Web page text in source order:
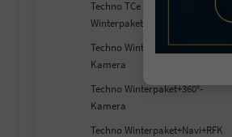
Techno TCe 140 EDC
Winterpaket
Techno Winterpaket+360°
Kamera
Techno Winterpaket+360°-
Kamera
Techno Winterpaket+Navi+RFK